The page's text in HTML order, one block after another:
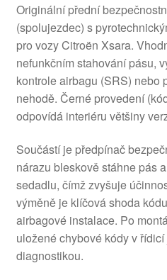
Originální přední
(spolujezdec) s
pro vozy Citroën Xsara.
nefunkčním stahování pásu,
kontrole airbagu (SRS) nebo
nehodě. Černé provedení
odpovídá interiéru většiny
Součástí je předpínač
nárazu bleskově stáhne pás
sedadlu, čímž zvyšuje
výměně je klíčová shoda
airbagové instalace. Po
uložené chybové kódy v
diagnostikou.